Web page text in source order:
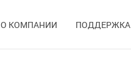
О КОМПАНИИ ПОДДЕРЖКА